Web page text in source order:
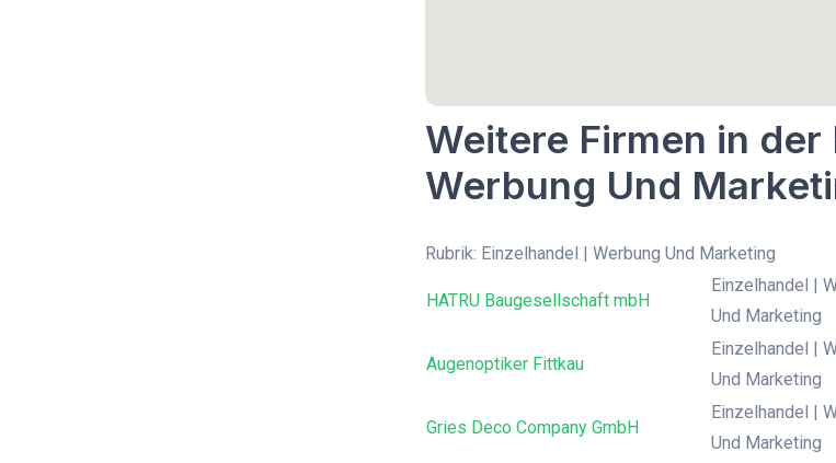
Weitere Firmen in der
Werbung Und
Rubrik: Einzelhandel | Werbung Und Marketing
HATRU Baugesellschaft mbH
Einzelhandel |
Und Marketing
Augenoptiker Fittkau
Einzelhandel |
Und Marketing
Gries Deco Company GmbH
Einzelhandel |
Und Marketing